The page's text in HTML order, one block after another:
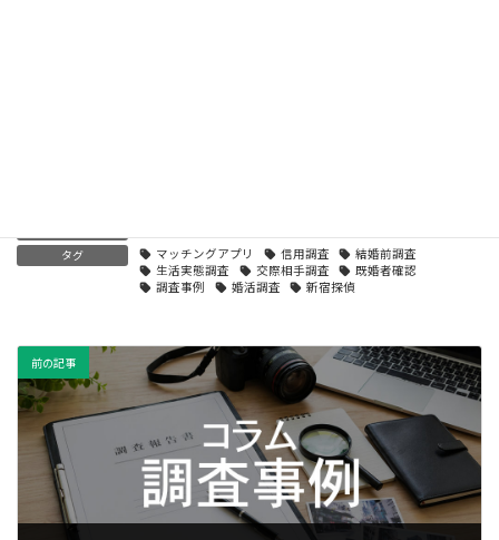
タグ マッチングアプリ 信用調査
結婚前調査
生活実態調査
交際相手調査
既婚者確認
調査事例
婚活調査 新宿探偵
前の記事